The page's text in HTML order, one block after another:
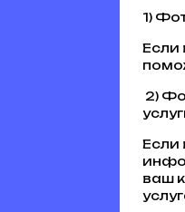
1)
Если
2)
Если
ваш